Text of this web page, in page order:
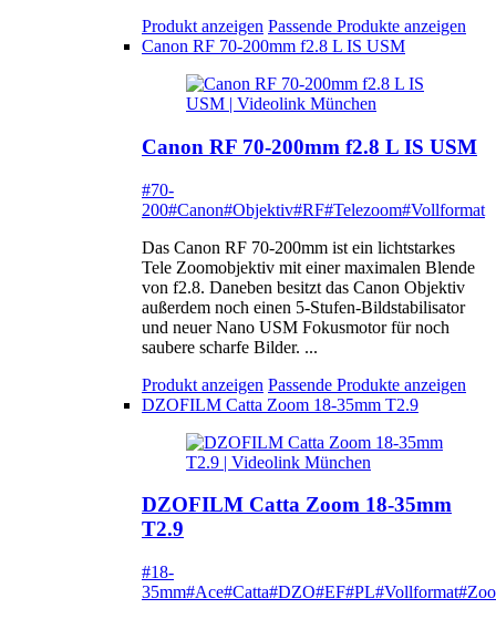
Produkt anzeigen Passende Produkte anzeigen
Canon RF 70-200mm f2.8 L IS USM
Canon RF 70-200mm f2.8 L IS USM
#70-
200#Canon#Objektiv#RF#Telezoom#Vollformat
Das Canon RF 70-200mm ist ein lichtstarkes
Tele Zoomobjektiv mit einer maximalen Blende
von f2.8. Daneben besitzt das Canon Objektiv
außerdem noch einen 5-Stufen-Bildstabilisator
und neuer Nano USM Fokusmotor für noch
saubere scharfe Bilder. ...
Produkt anzeigen Passende Produkte anzeigen
DZOFILM Catta Zoom 18-35mm T2.9
DZOFILM Catta Zoom 18-35mm
T2.9
#18-
35mm#Ace#Catta#DZO#EF#PL#Vollformat